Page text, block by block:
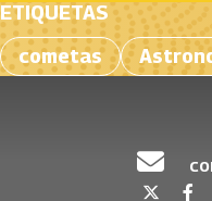
ETIQUETAS
cometas